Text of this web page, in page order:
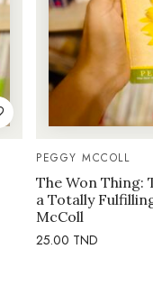
PEGGY MCCOLL
The Won Thing:
a Totally
McColl
25.00 TND